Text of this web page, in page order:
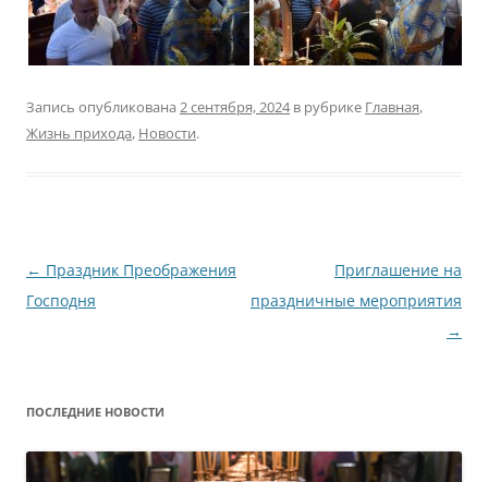
Запись опубликована 2 сентября, 2024в рубрике Главная,
Жизнь прихода, Новости.
Навигация
по
← Праздник Преображения
Господня
Приглашение на
праздничные мероприятия
→
ПОСЛЕДНИЕ НОВОСТИ